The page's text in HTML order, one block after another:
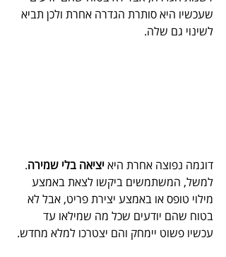
שעכשיו היא סותרת הגדרה אחרת ולכן תביא
לשינוי גם שלה.
דוגמה נפוצה אחרת היא יציאה בלי שמירה.
למשל, המשתמשים ביקשו לצאת באמצע
מילוי טופס או באמצע יצירת פריט, אבל לא
בטוח שהם יודעים שכל מה שמילאו עד
עכשיו פשוט יימחק והם יצטרכו למלא מחדש.